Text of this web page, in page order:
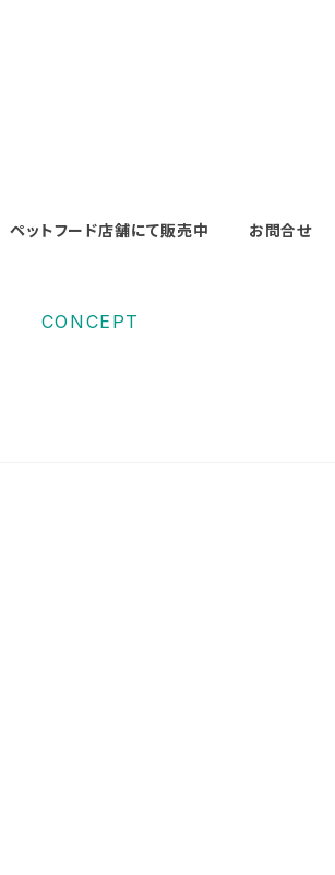
ペットフード店舗にて販売中 お問合せ
CONCEPT